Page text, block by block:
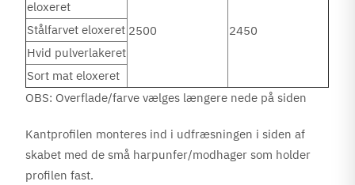
eloxeret
2500
2450
Stålfarvet eloxeret
Hvid pulverlakeret
Sort mat eloxeret
OBS: Overflade/farve vælges længere nede på siden
Kantprofilen monteres ind i udfræsningen i siden af
skabet med de små harpunfer/modhager som holder
profilen fast.